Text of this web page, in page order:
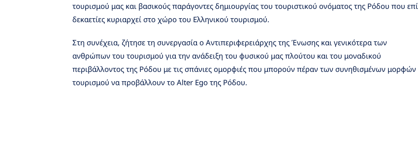
τουρισμού μας και βασικούς παράγοντες δημιουργίας του τουριστικού ονόματος της Ρόδου που επί
δεκαετίες κυριαρχεί στο χώρο του Ελληνικού τουρισμού.
Στη συνέχεια, ζήτησε τη συνεργασία ο Αντιπεριφερειάρχης της Ένωσης και γενικότερα των
ανθρώπων του τουρισμού για την ανάδειξη του φυσικού μας πλούτου και του μοναδικού
περιβάλλοντος της Ρόδου με τις σπάνιες ομορφιές που μπορούν πέραν των συνηθισμένων μορφών
τουρισμού να προβάλλουν το Alter Ego της Ρόδου.